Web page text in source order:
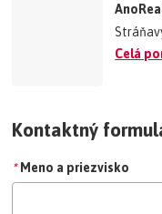
Celá
Kontaktný
* Meno a priezvisko